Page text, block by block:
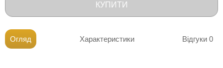
КУПИТИ
Огляд Характеристики Відгуки 0